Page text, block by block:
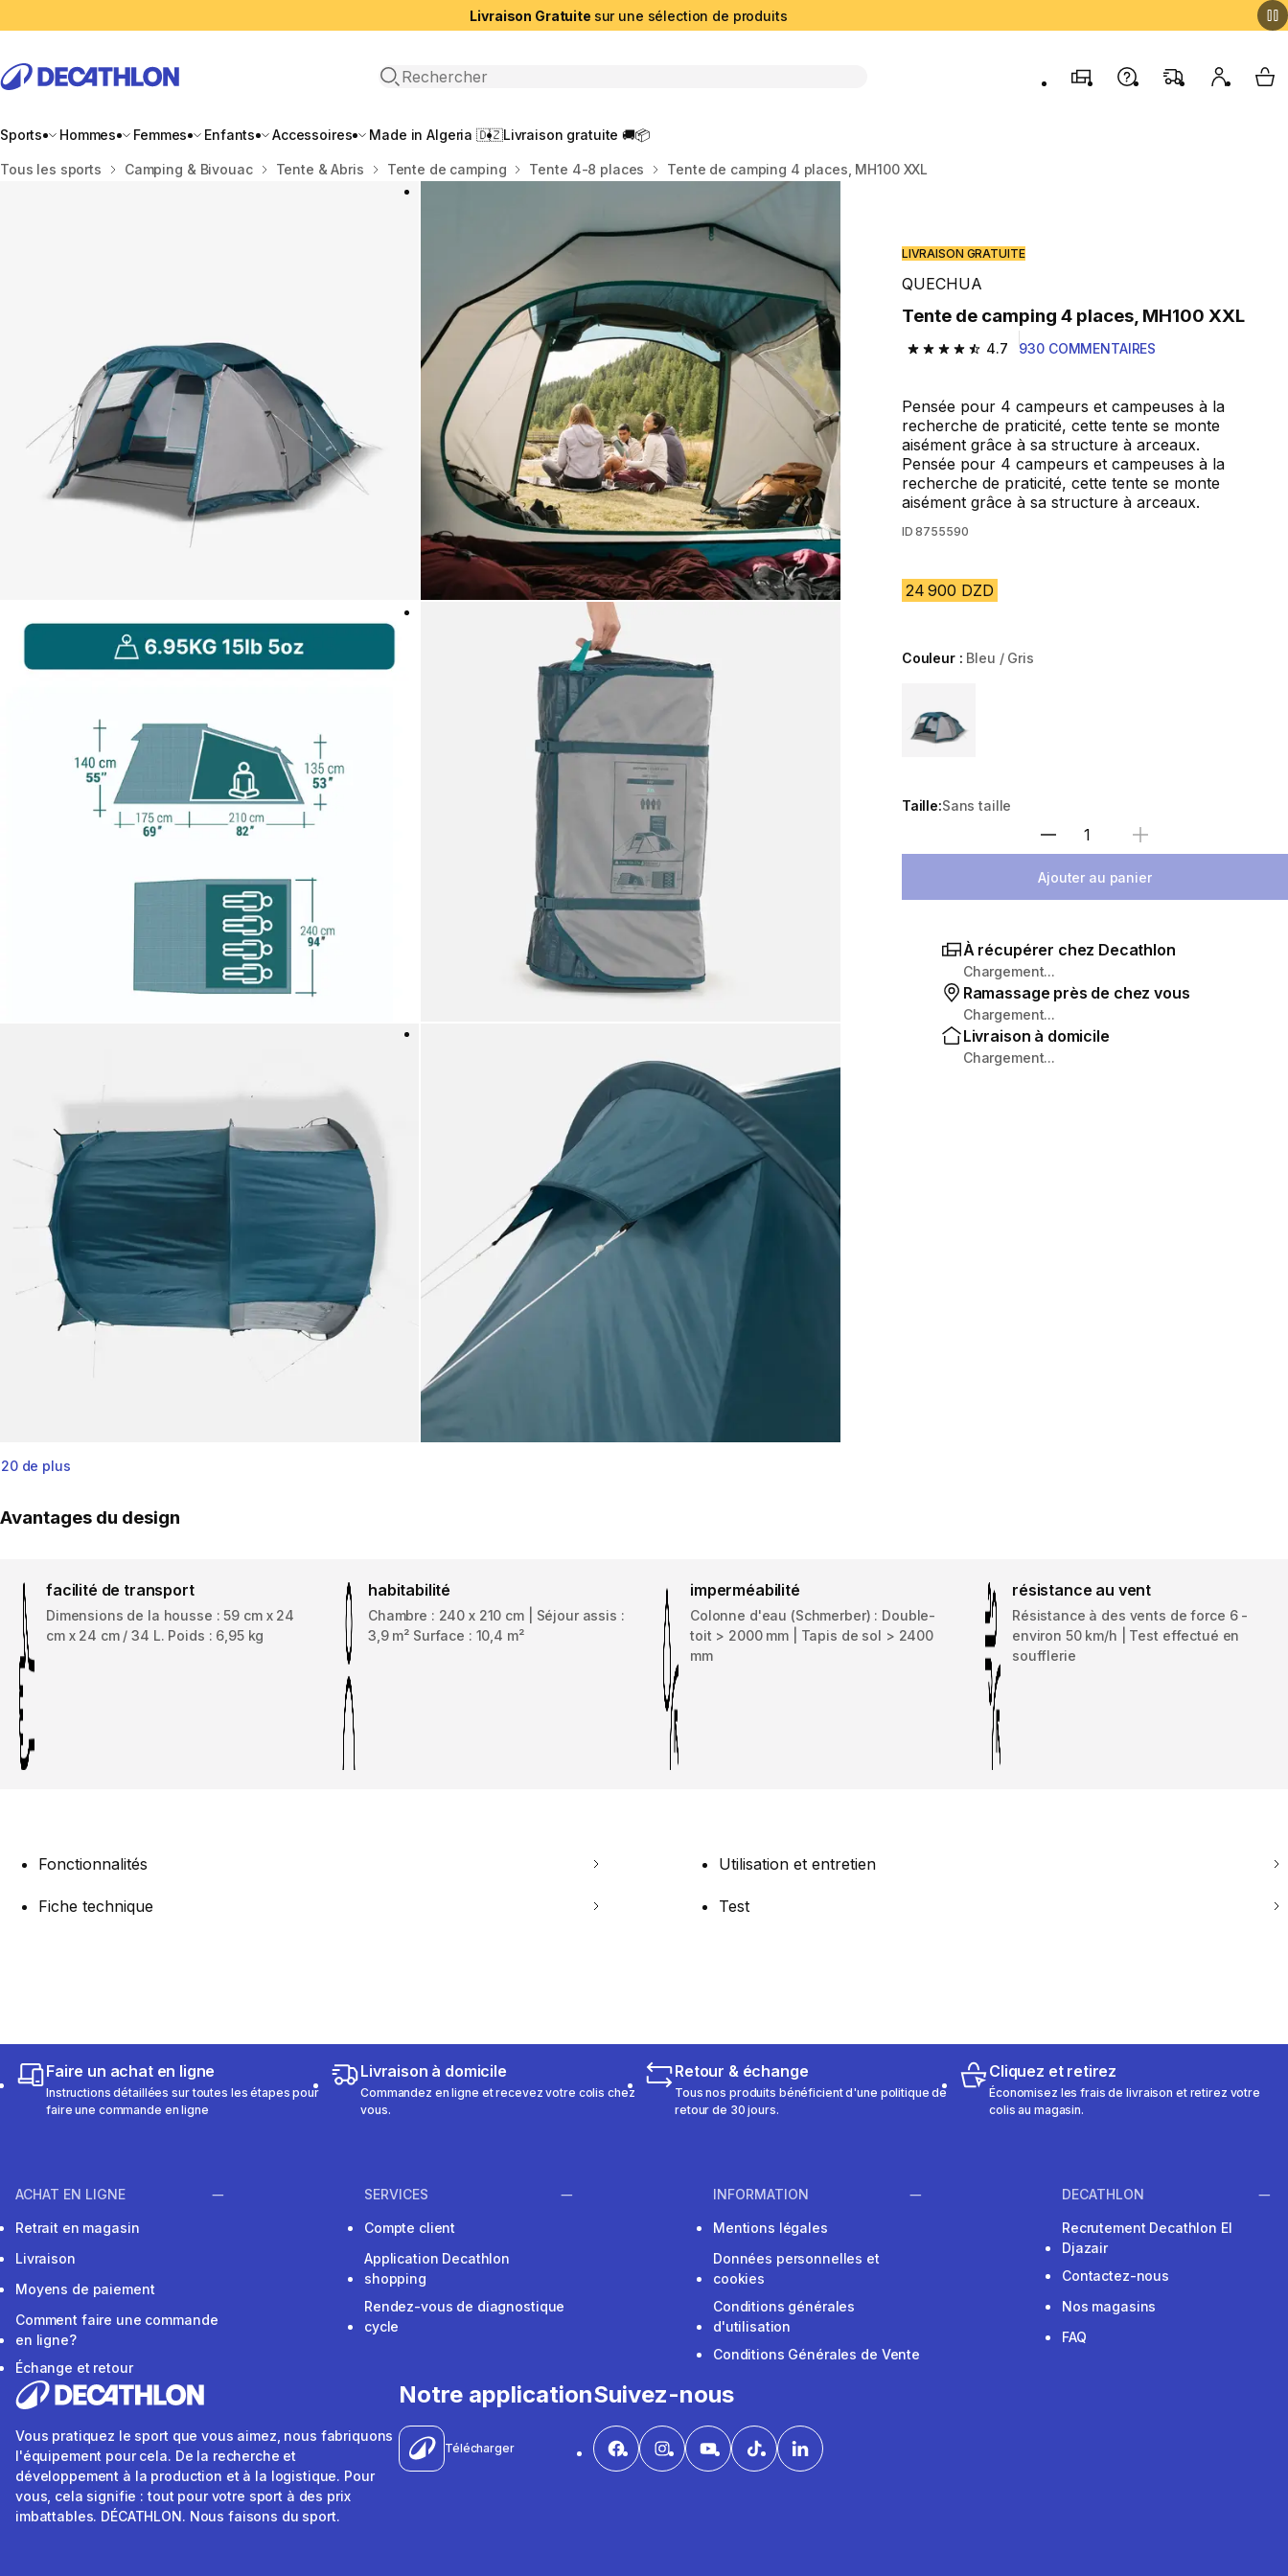
Livraison Gratuite sur une sélection de produits
Recherche ouverte
MagasinsContactez-nous
FAQ Mon My
Sports Hommes Femmes Enfants Accessoires Made in Algeria 🇩🇿Livraison gratuite 🚚📦
Accueil
Tous les sports Camping & Bivouac Tente & Abris Tente de camping Tente 4-8 places Tente de camping 4 places, MH100 XXL
20 de plus
LIVRAISON GRATUITE
QUECHUA
Tente de camping 4 places, MH100 XXL
4.7
4.7 out of 5 stars from 930 reviews
930 COMMENTAIRES
Pensée pour 4 campeurs et campeuses à la
recherche de praticité, cette tente se monte
aisément grâce à sa structure à arceaux.
Pensée pour 4 campeurs et campeuses à la
recherche de praticité, cette tente se monte
aisément grâce à sa structure à arceaux.
ID 8755590
24 900 DZD
Couleur : Bleu / Gris
Taille:Sans taille
Sélectionnez la quantité
Ajouter au panier
À récupérer chez Decathlon
Chargement...
Ramassage près de chez vous
Chargement...
Livraison à domicile
Chargement...
Avantages du design
facilité de transport
Dimensions de la housse : 59 cm x 24
cm x 24 cm / 34 L. Poids : 6,95 kg
habitabilité
Chambre : 240 x 210 cm | Séjour assis :
3,9 m² Surface : 10,4 m²
imperméabilité
Colonne d'eau (Schmerber) : Double-
toit > 2000 mm | Tapis de sol > 2400
mm
résistance au vent
Résistance à des vents de force 6 -
environ 50 km/h | Test effectué en
soufflerie
Fonctionnalités Utilisation et entretien
Fiche technique Test
Faire un achat en ligne
Instructions détaillées sur toutes les étapes pour
faire une commande en ligne
Livraison à domicile
Commandez en ligne et recevez votre colis chez
vous.
Retour & échange
Tous nos produits bénéficient d'une politique de
retour de 30 jours.
Cliquez et retirez
Économisez les frais de livraison et retirez votre
colis au magasin.
ACHAT EN LIGNE
Retrait en magasin
Livraison
Moyens de paiement
Comment faire une commande
en ligne?
Échange et retour
SERVICES
Compte client
Application Decathlon
shopping
Rendez-vous de diagnostique
cycle
INFORMATION
Mentions légales
Données personnelles et
cookies
Conditions générales
d'utilisation
Conditions Générales de Vente
DECATHLON
Recrutement Decathlon El
Djazair
Contactez-nous
Nos magasins
FAQ
Vous pratiquez le sport que vous aimez, nous fabriquons
l'équipement pour cela. De la recherche et
développement à la production et à la logistique. Pour
vous, cela signifie : tout pour votre sport à des prix
imbattables. DÉCATHLON. Nous faisons du sport.
Notre application
Télécharger
Suivez-nous